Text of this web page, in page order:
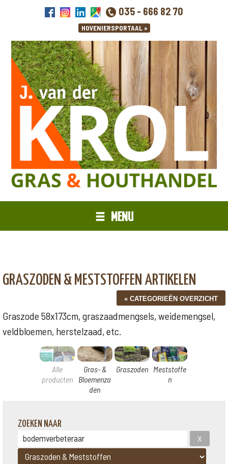
035 - 666 82 70
MENU
GRASZODEN & MESTSTOFFEN ARTIKELEN
Graszode 58x173cm, graszaadmengsels, weidemengsel,
veldbloemen, herstelzaad, etc.
Alle
producten
Gras- &
Bloemenza
den
Graszoden Meststoffe
n
ZOEKEN NAAR